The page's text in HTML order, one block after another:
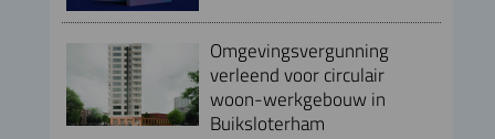
Omgevingsvergunning
verleend voor circulair
woon-werkgebouw in
Buiksloterham